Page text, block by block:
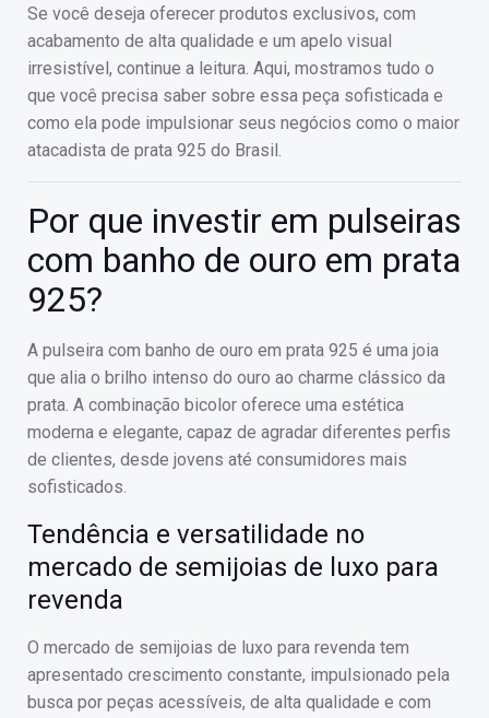
Se você deseja oferecer produtos exclusivos, com
acabamento de alta qualidade e um apelo visual
irresistível, continue a leitura. Aqui, mostramos tudo o
que você precisa saber sobre essa peça sofisticada e
como ela pode impulsionar seus negócios como o maior
atacadista de prata 925 do Brasil.
Por que investir em pulseiras
com banho de ouro em prata
925?
A pulseira com banho de ouro em prata 925 é uma joia
que alia o brilho intenso do ouro ao charme clássico da
prata. A combinação bicolor oferece uma estética
moderna e elegante, capaz de agradar diferentes perfis
de clientes, desde jovens até consumidores mais
sofisticados.
Tendência e versatilidade no
mercado de semijoias de luxo para
revenda
O mercado de semijoias de luxo para revenda tem
apresentado crescimento constante, impulsionado pela
busca por peças acessíveis, de alta qualidade e com